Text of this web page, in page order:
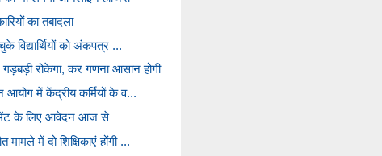
का तबादला
चुके विद्यार्थियों को अंकपत्र ...
गड़बड़ी रोकेगा, कर गणना आसान होगी
में केंद्रीय कर्मियों के व...
के लिए आवेदन आज से
मामले में दो शिक्षिकाएं होंगी ...